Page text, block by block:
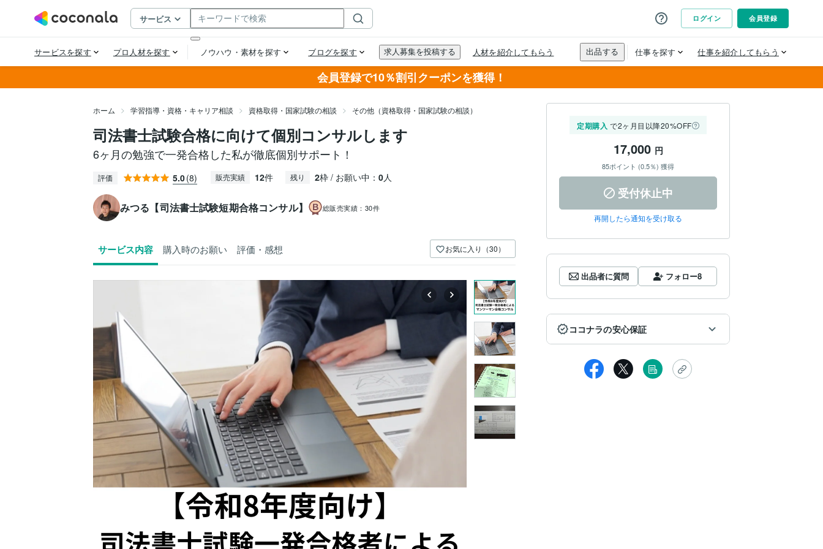
会員登録で10％割引クーポンを獲得！
ホーム 学習指導・資格・キャリア相談 資格取得・国家試験の相談 その他（資格取得・国家試験の相談）
司法書士試験合格に向けて個別コンサルします
6ヶ月の勉強で一発合格した私が徹底個別サポート！
評価 5.0(8) 販売実績 12件 残り 2枠 / お願い中： 0人
みつる【司法書士試験短期合格コンサル】 総販売実績： 30件
サービス内容 購入時のお願い 評価・感想 お気に入り（30）
定期購入 で2ヶ月目以降20%OFF
17,000 円
85ポイント (0.5％) 獲得
受付休止中
再開したら通知を受け取る
出品者に質問 フォロー8
ココナラの安心保証